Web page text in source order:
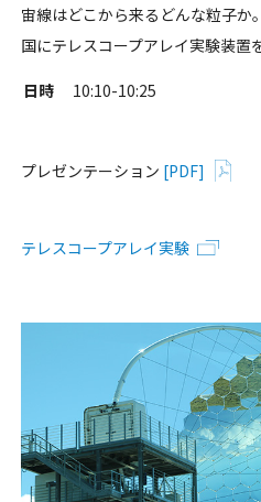
宙線はどこから来るどんな粒子か
国にテレスコープアレイ実験装置
日時 10:10-10:25
プレゼンテーション [PDF]
テレスコープアレイ実験